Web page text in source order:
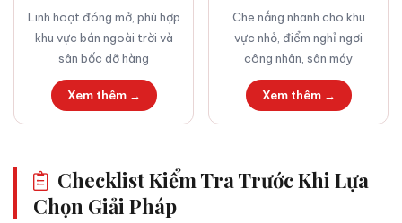
Linh hoạt đóng mở, phù hợp
khu vực bán ngoài trời và
sân bốc dỡ hàng
Xem thêm →
Che nắng nhanh cho khu
vực nhỏ, điểm nghỉ ngơi
công nhân, sân máy
Xem thêm →
Checklist Kiểm Tra Trước Khi Lựa
Chọn Giải Pháp